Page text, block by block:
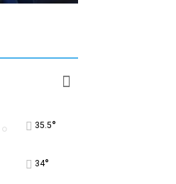
° 35.5°
34°